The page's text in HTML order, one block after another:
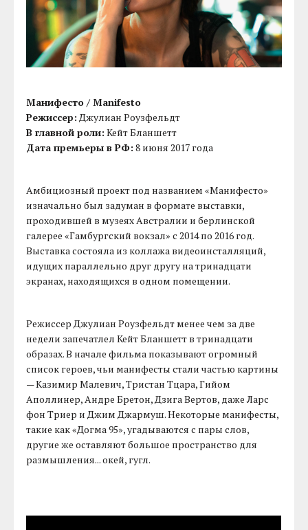
Манифесто / Manifesto
Режиссер:Джулиан Роузфельдт
В главной роли: Кейт Бланшетт
Дата премьеры в РФ: 8 июня 2017 года
Амбициозный проект под названием «Манифесто»
изначально был задуман в формате выставки,
проходившей в музеях Австралии и берлинской
галерее «Гамбургский вокзал» с 2014 по 2016 год.
Выставка состояла из коллажа видеоинсталляций,
идущих параллельно друг другу на тринадцати
экранах, находящихся в одном помещении.
Режиссер Джулиан Роузфельдт менее чем за две
недели запечатлел Кейт Бланшетт в тринадцати
образах. В начале фильма показывают огромный
список героев, чьи манифесты стали частью картины
— Казимир Малевич, Тристан Тцара, Гийом
Аполлинер, Андре Бретон, Дзига Вертов, даже Ларс
фон Триер и Джим Джармуш. Некоторые манифесты,
такие как «Догма 95», угадываются с пары слов,
другие же оставляют большое пространство для
размышления... окей, гугл.